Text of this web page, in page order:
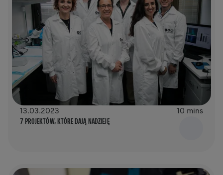
13.03.2023 10 mins
7 PROJEKTÓW, KTÓRE DAJĄ NADZIEJĘ